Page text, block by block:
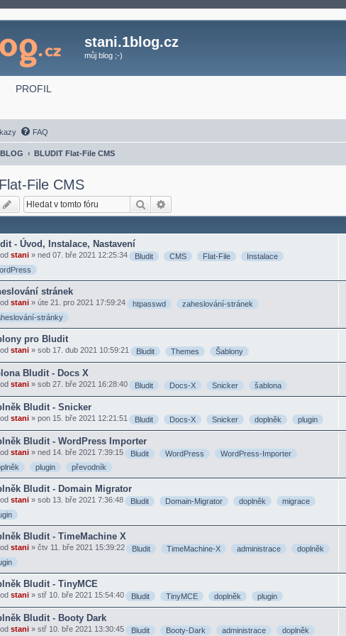
stani.1blog.cz
můj blog ;-)
PROFIL
FAQ
BLOG BLUDIT Flat-File CMS
File CMS
Hledat
- Úvod, Instalace, Nastavení
od stani » ned 07. bře 2021 12:25:34 Bludit CMS Flat-File
Instalace
stránek
od stani » úte 21. pro 2021 17:59:24 htpasswd
zaheslování-stránek
stránky
pro Bludit
od stani » sob 17. dub 2021 10:59:21 Bludit Themes Šablony
Bludit - Docs X
od stani » sob 27. bře 2021 16:28:40 Bludit Docs-X Snicker šablona
Bludit - Snicker
od stani » pon 15. bře 2021 12:21:51 Bludit Docs-X Snicker doplněk plugin
Bludit - WordPress Importer
od stani » ned 14. bře 2021 7:39:15 Bludit WordPress
WordPress-Importer
plugin převodník
Bludit - Domain Migrator
od stani » sob 13. bře 2021 7:36:48 Bludit Domain-Migrator doplněk
migrace
Bludit - TimeMachine X
od stani » čtv 11. bře 2021 15:39:22 Bludit TimeMachine-X administrace
doplněk
Bludit - TinyMCE
od stani » stř 10. bře 2021 15:54:40 Bludit TinyMCE doplněk plugin
Bludit - Booty Dark
od stani » stř 10. bře 2021 13:30:45 Bludit Booty-Dark administrace doplněk